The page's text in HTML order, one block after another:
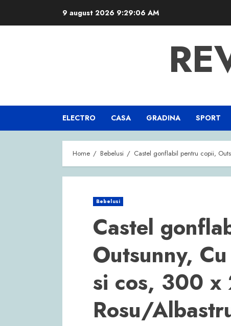
9 august 2026 9:29:06 AM
ELECTRO CASA GRADINA SPORT
Home Bebelusi Castel gonflabil pentru copii,
Bebelusi
Castel
Outsunny,
si cos, 300 x
Rosu/